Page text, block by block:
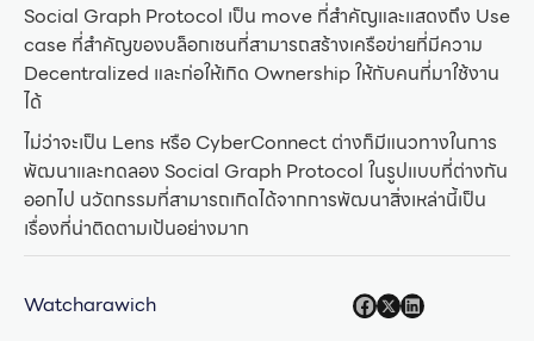
Social Graph Protocol เป็น move ที่สำคัญและแสดงถึง Use
case ที่สำคัญของบล็อกเชนที่สามารถสร้างเครือข่ายที่มีความ
Decentralized และก่อให้เกิด Ownership ให้กับคนที่มาใช้งาน
ได้
ไม่ว่าจะเป็น Lens หรือ CyberConnect ต่างก็มีแนวทางในการ
พัฒนาและทดลอง Social Graph Protocol ในรูปแบบที่ต่างกัน
ออกไป นวัตกรรมที่สามารถเกิดได้จากการพัฒนาสิ่งเหล่านี้เป็น
เรื่องที่น่าติดตามเป้นอย่างมาก
Watcharawich